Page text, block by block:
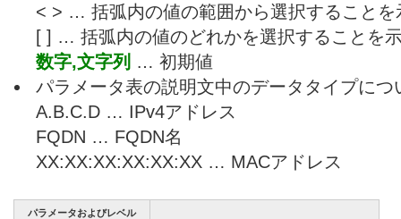
< > … 括弧内の値の範囲から選択することを
[ ] … 括弧内の値のどれかを選択することを
数字,文字列 … 初期値
パラメータ表の説明文中のデータタイプにつ
A.B.C.D … IPv4アドレス
FQDN … FQDN名
XX:XX:XX:XX:XX:XX … MACアドレス
パラメータおよびレベル